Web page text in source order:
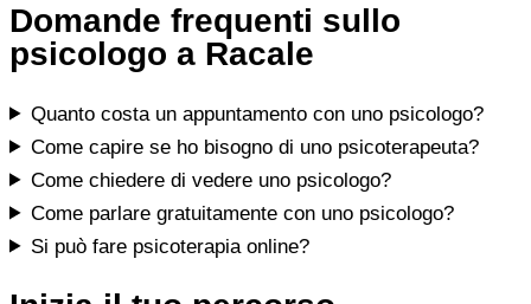
Domande frequenti sullo
psicologo a Racale
Quanto costa un appuntamento con uno psicologo?
Come capire se ho bisogno di uno psicoterapeuta?
Come chiedere di vedere uno psicologo?
Come parlare gratuitamente con uno psicologo?
Si può fare psicoterapia online?